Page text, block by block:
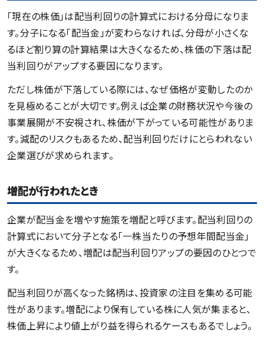
「現在の株価」は配当利回りの計算式における分母になりま
す。分子になる「配当金」が変わらなければ、分母が小さくな
るほど割り算の計算結果は大きくなるため、株価の下落は配
当利回りがアップする要因になります。
ただし株価が下落している際には、なぜ価格が変動したのか
を見極めることが大切です。例えば企業の財務状況や今後の
事業展開が不安視され、株価が下がっている可能性がありま
す。減配のリスクもあるため、配当利回りだけにとらわれない
企業選びが求められます。
増配が行われたとき
企業が配当金を増やす施策を増配と呼びます。配当利回りの
計算式において分子となる「一株当たりの予想年間配当金」
が大きくなるため、増配は配当利回りアップの要因のひとつで
す。
配当利回りが高くなった銘柄は、投資家の注目を集める可能
性があります。増配により保有している株に人気が集まると、
株価上昇により値上がり益を得られるケースもあるでしょう。